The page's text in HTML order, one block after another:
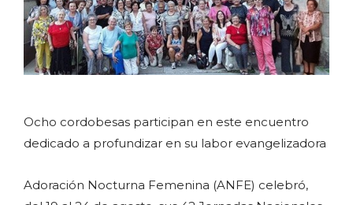
Ocho cordobesas participan en este encuentro
dedicado a profundizar en su labor evangelizadora
Adoración Nocturna Femenina (ANFE) celebró,